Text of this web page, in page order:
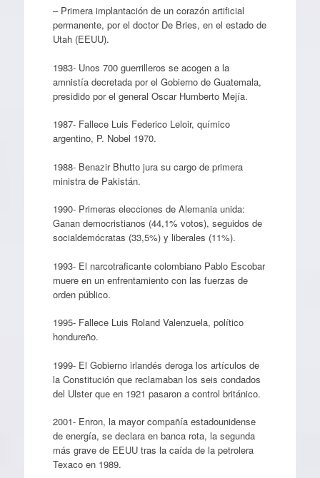
– Primera implantación de un corazón artificial
permanente, por el doctor De Bries, en el estado de
Utah (EEUU).
1983- Unos 700 guerrilleros se acogen a la
amnistía decretada por el Gobierno de Guatemala,
presidido por el general Oscar Humberto Mejía.
1987- Fallece Luis Federico Leloir, químico
argentino, P. Nobel 1970.
1988- Benazir Bhutto jura su cargo de primera
ministra de Pakistán.
1990- Primeras elecciones de Alemania unida:
Ganan democristianos (44,1% votos), seguidos de
socialdemócratas (33,5%) y liberales (11%).
1993- El narcotraficante colombiano Pablo Escobar
muere en un enfrentamiento con las fuerzas de
orden público.
1995- Fallece Luis Roland Valenzuela, político
hondureño.
1999- El Gobierno irlandés deroga los artículos de
la Constitución que reclamaban los seis condados
del Ulster que en 1921 pasaron a control británico.
2001- Enron, la mayor compañía estadounidense
de energía, se declara en banca rota, la segunda
más grave de EEUU tras la caída de la petrolera
Texaco en 1989.